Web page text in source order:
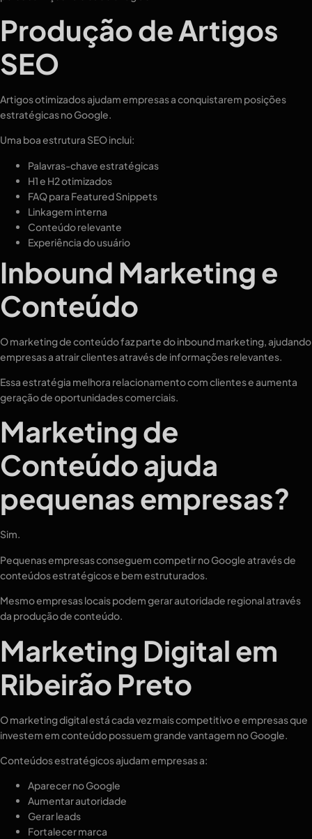
Produção de Artigos
SEO
Artigos otimizados ajudam empresas a conquistarem posições
estratégicas no Google.
Uma boa estrutura SEO inclui:
Palavras-chave estratégicas
H1 e H2 otimizados
FAQ para Featured Snippets
Linkagem interna
Conteúdo relevante
Experiência do usuário
Inbound Marketing e
Conteúdo
O marketing de conteúdo faz parte do inbound marketing, ajudando
empresas a atrair clientes através de informações relevantes.
Essa estratégia melhora relacionamento com clientes e aumenta
geração de oportunidades comerciais.
Marketing de
Conteúdo ajuda
pequenas empresas?
Sim.
Pequenas empresas conseguem competir no Google através de
conteúdos estratégicos e bem estruturados.
Mesmo empresas locais podem gerar autoridade regional através
da produção de conteúdo.
Marketing Digital em
Ribeirão Preto
O marketing digital está cada vez mais competitivo e empresas que
investem em conteúdo possuem grande vantagem no Google.
Conteúdos estratégicos ajudam empresas a:
Aparecer no Google
Aumentar autoridade
Gerar leads
Fortalecer marca